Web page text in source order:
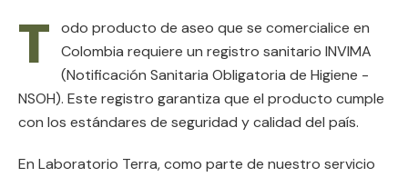
T
odo producto de aseo que se comercialice en
Colombia requiere un registro sanitario INVIMA
(Notificación Sanitaria Obligatoria de Higiene -
NSOH). Este registro garantiza que el producto cumple
con los estándares de seguridad y calidad del país.
En Laboratorio Terra, como parte de nuestro servicio